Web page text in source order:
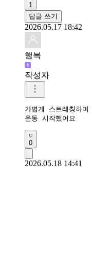
1
답글 쓰기
2026.05.17 18:42
행복
작성자
가볍게 스트레칭하며
운동 시작했어요
0
2026.05.18 14:41